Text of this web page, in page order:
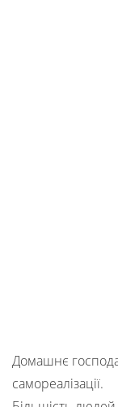
Домашнє
самореалізації.